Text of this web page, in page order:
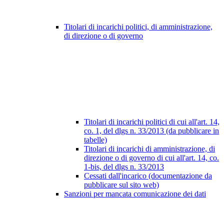
Titolari di incarichi politici, di amministrazione,
di direzione o di governo
Titolari di incarichi politici di cui all'art. 14,
co. 1, del dlgs n. 33/2013 (da pubblicare in
tabelle)
Titolari di incarichi di amministrazione, di
direzione o di governo di cui all'art. 14, co.
1-bis, del dlgs n. 33/2013
Cessati dall'incarico (documentazione da
pubblicare sul sito web)
Sanzioni per mancata comunicazione dei dati